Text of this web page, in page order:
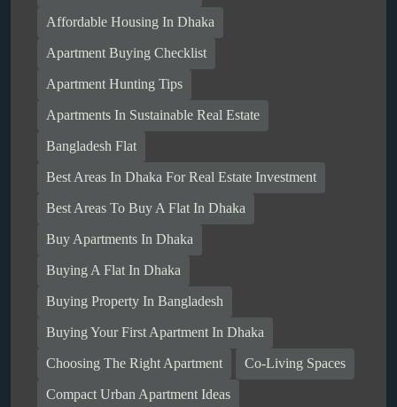
Affordable Housing In Dhaka
Apartment Buying Checklist
Apartment Hunting Tips
Apartments In Sustainable Real Estate
Bangladesh Flat
Best Areas In Dhaka For Real Estate Investment
Best Areas To Buy A Flat In Dhaka
Buy Apartments In Dhaka
Buying A Flat In Dhaka
Buying Property In Bangladesh
Buying Your First Apartment In Dhaka
Choosing The Right Apartment Co-Living Spaces
Compact Urban Apartment Ideas